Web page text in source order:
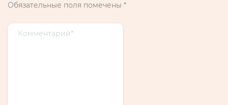
Обязательные поля помечены *